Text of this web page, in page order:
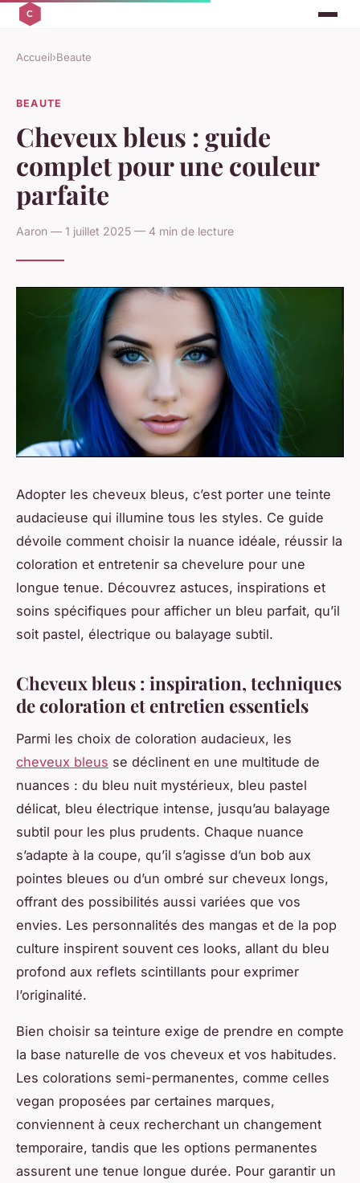
Accueil›Beaute
BEAUTE
Cheveux bleus : guide
complet pour une couleur
parfaite
Aaron — 1 juillet 2025 — 4 min de lecture
Adopter les cheveux bleus, c’est porter une teinte
audacieuse qui illumine tous les styles. Ce guide
dévoile comment choisir la nuance idéale, réussir la
coloration et entretenir sa chevelure pour une
longue tenue. Découvrez astuces, inspirations et
soins spécifiques pour afficher un bleu parfait, qu’il
soit pastel, électrique ou balayage subtil.
Cheveux bleus : inspiration, techniques
de coloration et entretien essentiels
Parmi les choix de coloration audacieux, les
cheveux bleus se déclinent en une multitude de
nuances : du bleu nuit mystérieux, bleu pastel
délicat, bleu électrique intense, jusqu’au balayage
subtil pour les plus prudents. Chaque nuance
s’adapte à la coupe, qu’il s’agisse d’un bob aux
pointes bleues ou d’un ombré sur cheveux longs,
offrant des possibilités aussi variées que vos
envies. Les personnalités des mangas et de la pop
culture inspirent souvent ces looks, allant du bleu
profond aux reflets scintillants pour exprimer
l’originalité.
Bien choisir sa teinture exige de prendre en compte
la base naturelle de vos cheveux et vos habitudes.
Les colorations semi-permanentes, comme celles
vegan proposées par certaines marques,
conviennent à ceux recherchant un changement
temporaire, tandis que les options permanentes
assurent une tenue longue durée. Pour garantir un